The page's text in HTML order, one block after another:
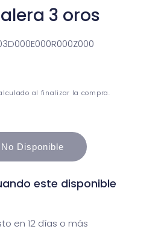
3 oros
al finalizar la compra.
No Disponible
este disponible
en 12 días o más